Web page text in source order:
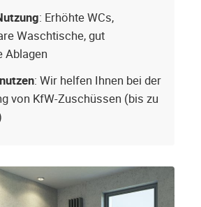
: Erhöhte WCs,
Waschtische, gut
Ablagen
nutzen: Wir helfen Ihnen bei der
von KfW-Zuschüssen (bis zu